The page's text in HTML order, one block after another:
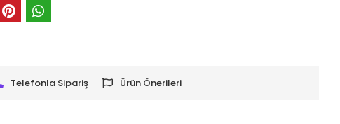
Telefonla Sipariş Ürün Önerileri